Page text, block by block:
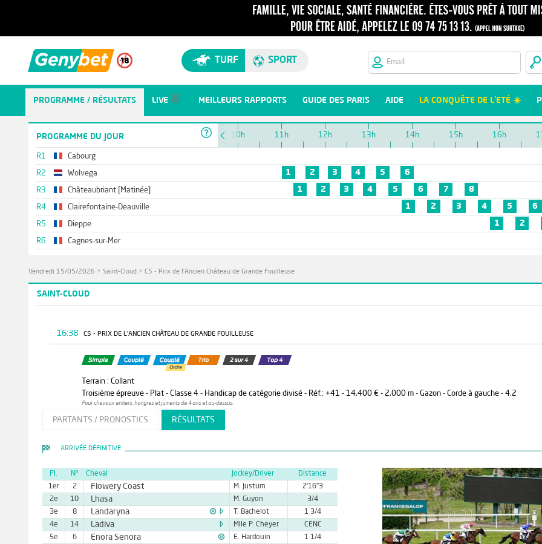
TURF SPORT
PROGRAMME / RÉSULTATS LIVE MEILLEURS RAPPORTS GUIDE DES PARIS AIDE LA CONQUÊTE DE L'ETÉ ☀️
PROGRAMME DU JOUR
R1 Cabourg
R2 Wolvega
R3 Châteaubriant [Matinée]
R4 Clairefontaine-Deauville
R5 Dieppe
R6 Cagnes-sur-Mer
10h 11h 12h 13h 14h 15h 16h
1
2 3 4 5
6
1
2 3 4 5 6 7
8
1
2 3 4 5 6
1
2
Vendredi 15/05/2026 > Saint-Cloud > C5 - Prix de l'Ancien Château de Grande Fouilleuse
SAINT-CLOUD
16:38 C5 - PRIX DE L'ANCIEN CHÂTEAU DE GRANDE FOUILLEUSE
Terrain : Collant
Troisième épreuve - Plat - Classe 4 - Handicap de catégorie divisé - Réf.: +41 - 14,400 € - 2,000 m - Gazon - Corde à gauche - 4.2
Pour chevaux entiers, hongres et juments de 4 ans et au-dessus.
PARTANTS / PRONOSTICS RÉSULTATS
ARRIVÉE DÉFINITIVE
Pl. N° Cheval Jockey/Driver
Distance
1er
2 Flowery Coast M. Justum
2'16''3
2e
10 Lhasa M. Guyon
3/4
3e
8 Landaryna 
 T. Bachelot
1 3/4
4e
14 Ladiva  Mlle P. Cheyer
CENC
5e
6 Enora Senora  E. Hardouin 1 1/4